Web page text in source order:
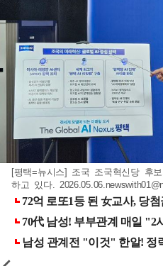
[평택=뉴시스] 조국 조국혁신당 후
하고 있다.